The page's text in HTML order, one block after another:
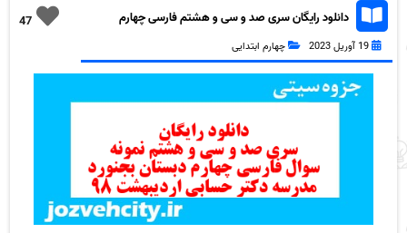
47
دانلود رایگان سری صد و سی و هشتم فارسی چهارم
دبستان به همراه pdf
19 آوریل 2023 چهارم ابتدایی